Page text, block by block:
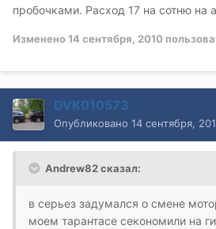
пробочками. Расход 17 на сотню на
Изменено14 сентября, 2010
DVK010573
Опубликовано 14 сентября,
Andrew82 сказал:
в серьез задумался о смене
моем тарантасе секономили на